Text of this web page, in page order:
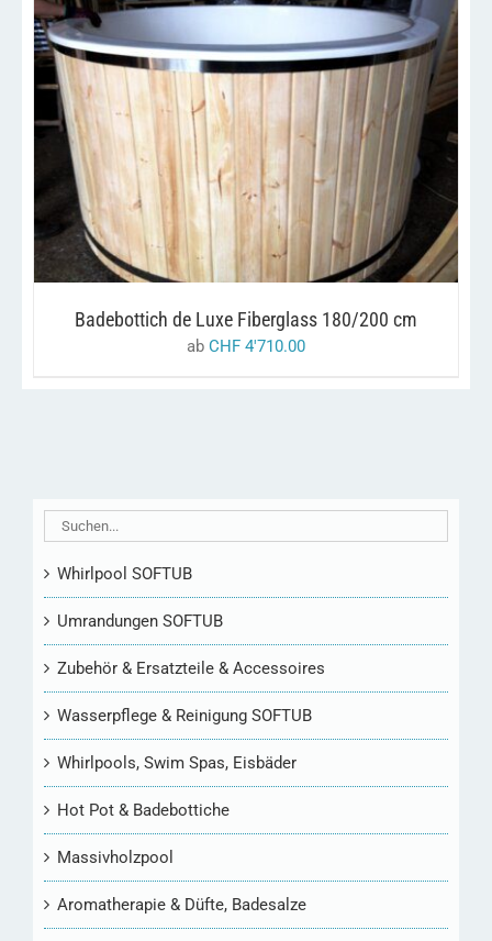
AUSFÜHRUNG WÄHLEN
DIESES
PRODUKT
WEIST
MEHRERE
VARIANTEN
AUF.
DIE
OPTIONEN
KÖNNEN
DER
PRODUKTSEITE
DETAILS
Badebottich de Luxe Fiberglass 180/200 cm
ab CHF 4'710.00
Whirlpool SOFTUB
Umrandungen SOFTUB
Zubehör & Ersatzteile & Accessoires
Wasserpflege & Reinigung SOFTUB
Whirlpools, Swim Spas, Eisbäder
Hot Pot & Badebottiche
Massivholzpool
Aromatherapie & Düfte, Badesalze